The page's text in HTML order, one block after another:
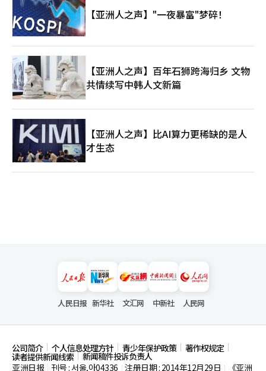
到了下班时间却停在各处，几乎要倒塌的房屋中传出电视和收音机
的声音。 开发何时开始尚不可知，火灾何时再次发生也无法预
测。在这种不确定性中，这里的人们储存着煤炭，修缮屋顶，购买
老鼠药，努力度过今天。这正是九龙村中最不显眼但却最顽强的生
存斗争。※ 本报道经人工智能（AI）系统翻译与编辑。
供应，吴世勋市长的整治项目加速都应对这一许可悬崖。 而地方
则需要优先解决未售房源。需要激活未售房源购入型租赁、调整分
配时点、地方大城市的市中心整治，以及在需求得到确认的地方重
工具。吴世勋的土地租赁型公寓与非公寓建设支持，朴赞大的市民
REITs与仁川型社会住房，全在洙的公共SPC土地租赁，赵相浩当
选的世宗市长的青年基本住房。然而，如果在许可与未售房源市场
已经存在的情况下，这些模式投入市场需要2至3年，那么这些模式
就不是诊断的答案。SH、LH、城市公社的条例整顿、出资基金的
筹集、土地的获取、示范项目的启动都需要从过渡委员会阶段开始
同时推进。模式的名称不如投入的速度与规模更能左右市场。年均
1000至2000套的模式无法填补首尔日益减少的入住量。 ※ 本报道
经人工智能（AI）系统翻译与编辑。
【亚洲人之声】"一夜暴富"梦碎！
【亚洲人之声】百年石狮跨海归乡 文物
共情续写中韩人文新篇
【亚洲人之声】比AI算力更稀缺的是人
才生态
人民日报 新华社 文汇网 中新社 人民网
公司简介 个人信息处理方针 青少年保护政策 著作权规定
读者提供新闻线索
新闻稿件投诉负责人
亚洲日报
刊号 : 서울,아04336 注册日期 : 2014年12月29日 《亚洲